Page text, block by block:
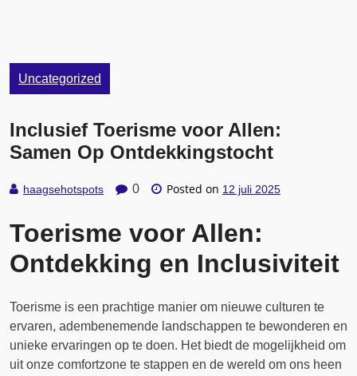
Uncategorized
Inclusief Toerisme voor Allen:
Samen Op Ontdekkingstocht
haagsehotspots 0 Posted on 12 juli 2025
Toerisme voor Allen:
Ontdekking en Inclusiviteit
Toerisme is een prachtige manier om nieuwe culturen te
ervaren, adembenemende landschappen te bewonderen en
unieke ervaringen op te doen. Het biedt de mogelijkheid om
uit onze comfortzone te stappen en de wereld om ons heen